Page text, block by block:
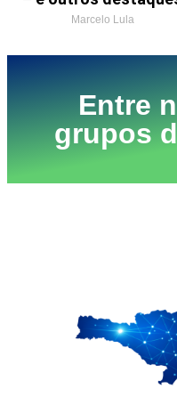
Marcelo Lula
Entre
grupos